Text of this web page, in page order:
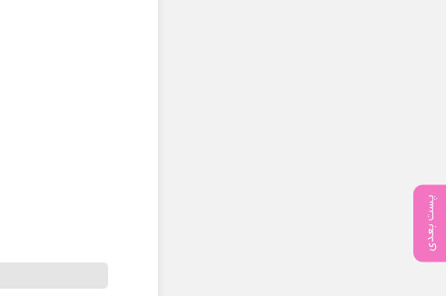
پست بعدی